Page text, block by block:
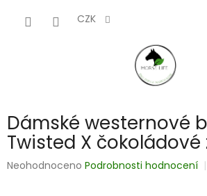
CZK
Dámské westernové
Twisted X
Průměrné
Neohodnoceno Podrobnosti hodnocení